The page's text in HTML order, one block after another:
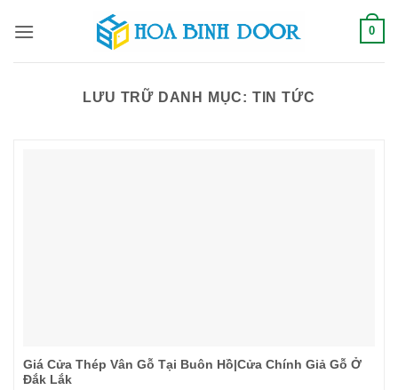
qua
0
LƯU TRỮ DANH MỤC: TIN TỨC
Giá Cửa Thép Vân Gỗ Tại Buôn Hồ|Cửa Chính Giả Gỗ Ở
Đắk Lắk